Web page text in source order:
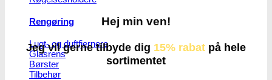
Rengøring
Lugt- og duftfjernere
Glasrens
Børster
Tilbehør
Hej min ven!
Jeg vil gerne tilbyde dig 15% rabat på hele
sortimentet